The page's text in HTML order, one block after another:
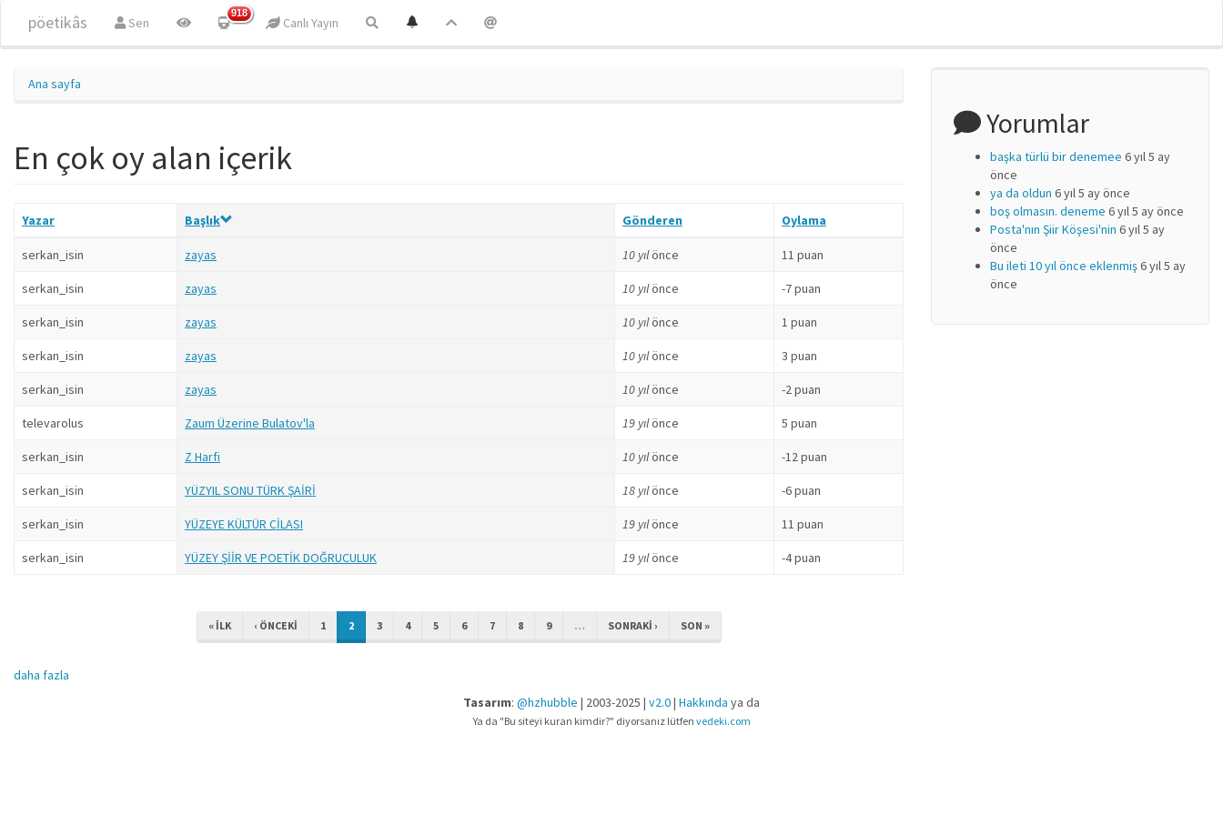
pöetikâs Sen
918
Canlı Yayın
Ana sayfa
En çok oy alan içerik
Yazar Başlık Gönderen Oylama
serkan_isin zayas 10 yılönce 11 puan
serkan_isin zayas 10 yılönce -7 puan
serkan_isin zayas 10 yılönce 1 puan
serkan_isin zayas 10 yılönce 3 puan
serkan_isin zayas 10 yılönce -2 puan
televarolus Zaum Üzerine Bulatov'la 19 yılönce 5 puan
serkan_isin Z Harfi 10 yılönce -12 puan
serkan_isin YÜZYIL SONU TÜRK ŞAİRİ 18 yılönce -6 puan
serkan_isin YÜZEYE KÜLTÜR CİLASI 19 yılönce 11 puan
serkan_isin YÜZEY ŞİİR VE POETİK DOĞRUCULUK 19 yılönce -4 puan
« ILK ‹ ÖNCEKI 1 2 3 4 5 6 7 8 9 … SONRAKI › SON »
daha fazla
Yorumlar
başka türlü bir denemee 6 yıl 5 ay
önce
ya da oldun 6 yıl 5 ay önce
boş olmasın. deneme 6 yıl 5 ay önce
Posta'nın Şiir Köşesi'nin 6 yıl 5 ay
önce
Bu ileti 10 yıl önce eklenmiş6 yıl 5 ay
önce
Tasarım: @hzhubble | 2003-2025 | v2.0| Hakkında ya da
Ya da "Bu siteyi kuran kimdir?" diyorsanız lütfen vedeki.com